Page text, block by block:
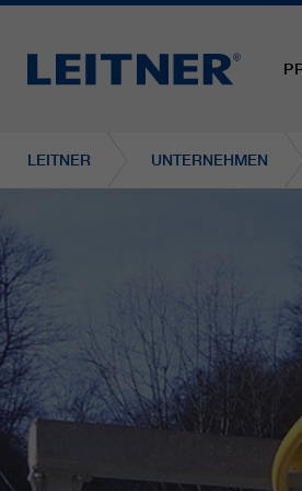
LEITNER UNTERNEHMEN